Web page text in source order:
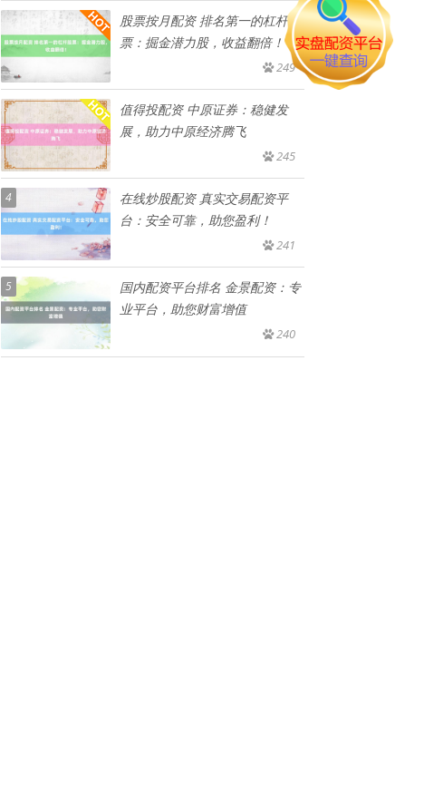
股票按月配资 排名第一的杠杆股
票：掘金潜力股，收益翻倍！
249
值得投配资 中原证券：稳健发
展，助力中原经济腾飞
245
4
在线炒股配资 真实交易配资平
台：安全可靠，助您盈利！
241
5
国内配资平台排名 金景配资：专
业平台，助您财富增值
240